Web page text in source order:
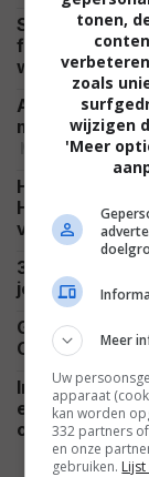
fantasyserie
worden en
Al deze 64
miljard dollar
NIEUWS
Hij moest dé
Homecoming',
vakantie"
3 dikke
je avond flink
Guy Ritchie's
Cavill kijk je
In 'Harry
een scène
onthult
tonen,
zoals
wijzigen
'Meer
Meer
Uw
apparaat
kan worden
332 partners
en onze
gebruiken.